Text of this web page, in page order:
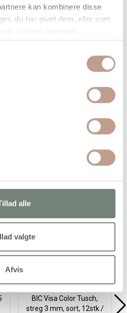
kan kombinere disse
du har givet dem, eller som
alle
valgte
Afvis
tusch i rigtig god robust
overflader fx papir, kardus,
BIC Visa Color Tusch,
streg 3 mm, sort, 12stk./